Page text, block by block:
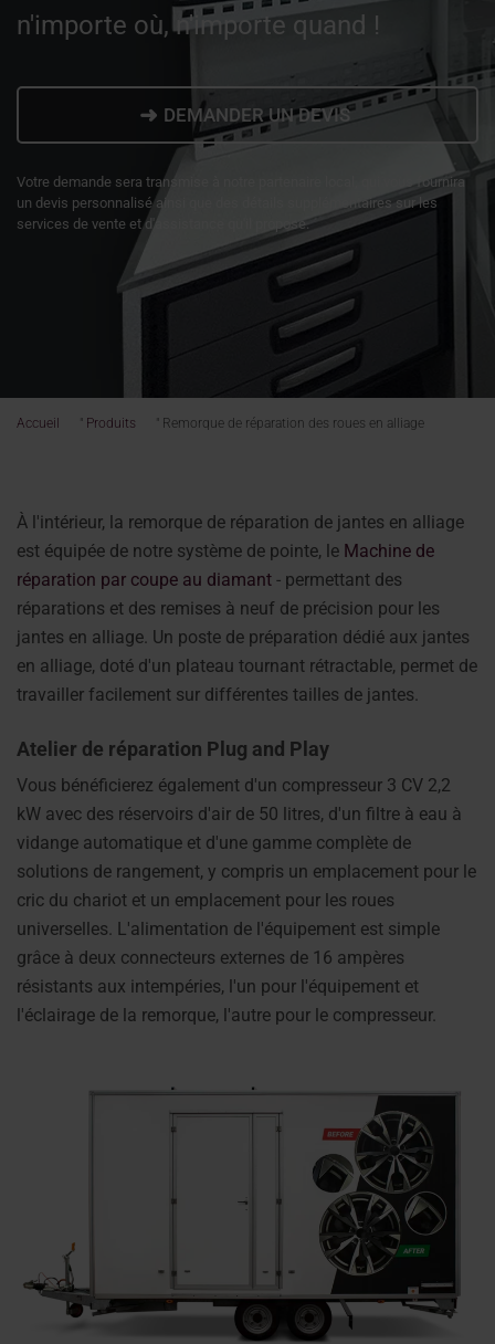
n'importe où, n'importe quand !
➜ DEMANDER UN DEVIS
Votre demande sera transmise à notre partenaire local, qui vous fournira
un devis personnalisé ainsi que des détails supplémentaires sur les
services de vente et d'assistance qu'il propose.
Accueil " Produits " Remorque de réparation des roues en alliage
À l'intérieur, la remorque de réparation de jantes en alliage
est équipée de notre système de pointe, le Machine de
réparation par coupe au diamant - permettant des
réparations et des remises à neuf de précision pour les
jantes en alliage. Un poste de préparation dédié aux jantes
en alliage, doté d'un plateau tournant rétractable, permet de
travailler facilement sur différentes tailles de jantes.
Atelier de réparation Plug and Play
Vous bénéficierez également d'un compresseur 3 CV 2,2
kW avec des réservoirs d'air de 50 litres, d'un filtre à eau à
vidange automatique et d'une gamme complète de
solutions de rangement, y compris un emplacement pour le
cric du chariot et un emplacement pour les roues
universelles. L'alimentation de l'équipement est simple
grâce à deux connecteurs externes de 16 ampères
résistants aux intempéries, l'un pour l'équipement et
l'éclairage de la remorque, l'autre pour le compresseur.